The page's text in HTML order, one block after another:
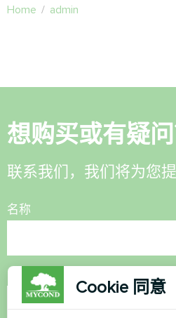
Home / admin
想购买或有疑问
联系我们，我们将为您
名称
电话号码
Cookie 同意